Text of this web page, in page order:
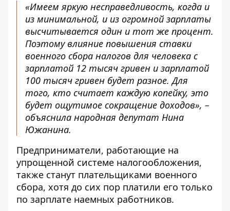
«Имеем яркую несправедливость, когда и
из минимальной, и из огромной зарплаты
высчитывается один и тот же процент.
Поэтому влияние повышения ставки
военного сбора налогов для человека с
зарплатой 12 тысяч гривен и зарплатой
100 тысяч гривен будет разное. Для
того, кто считает каждую копейку, это
будет ощутимое сокращение доходов», –
объяснила народная депутат Нина
Южанина.
Предприниматели, работающие на
упрощенной системе налогообложения,
также станут плательщиками военного
сбора, хотя до сих пор платили его только
по зарплате наемных работников.